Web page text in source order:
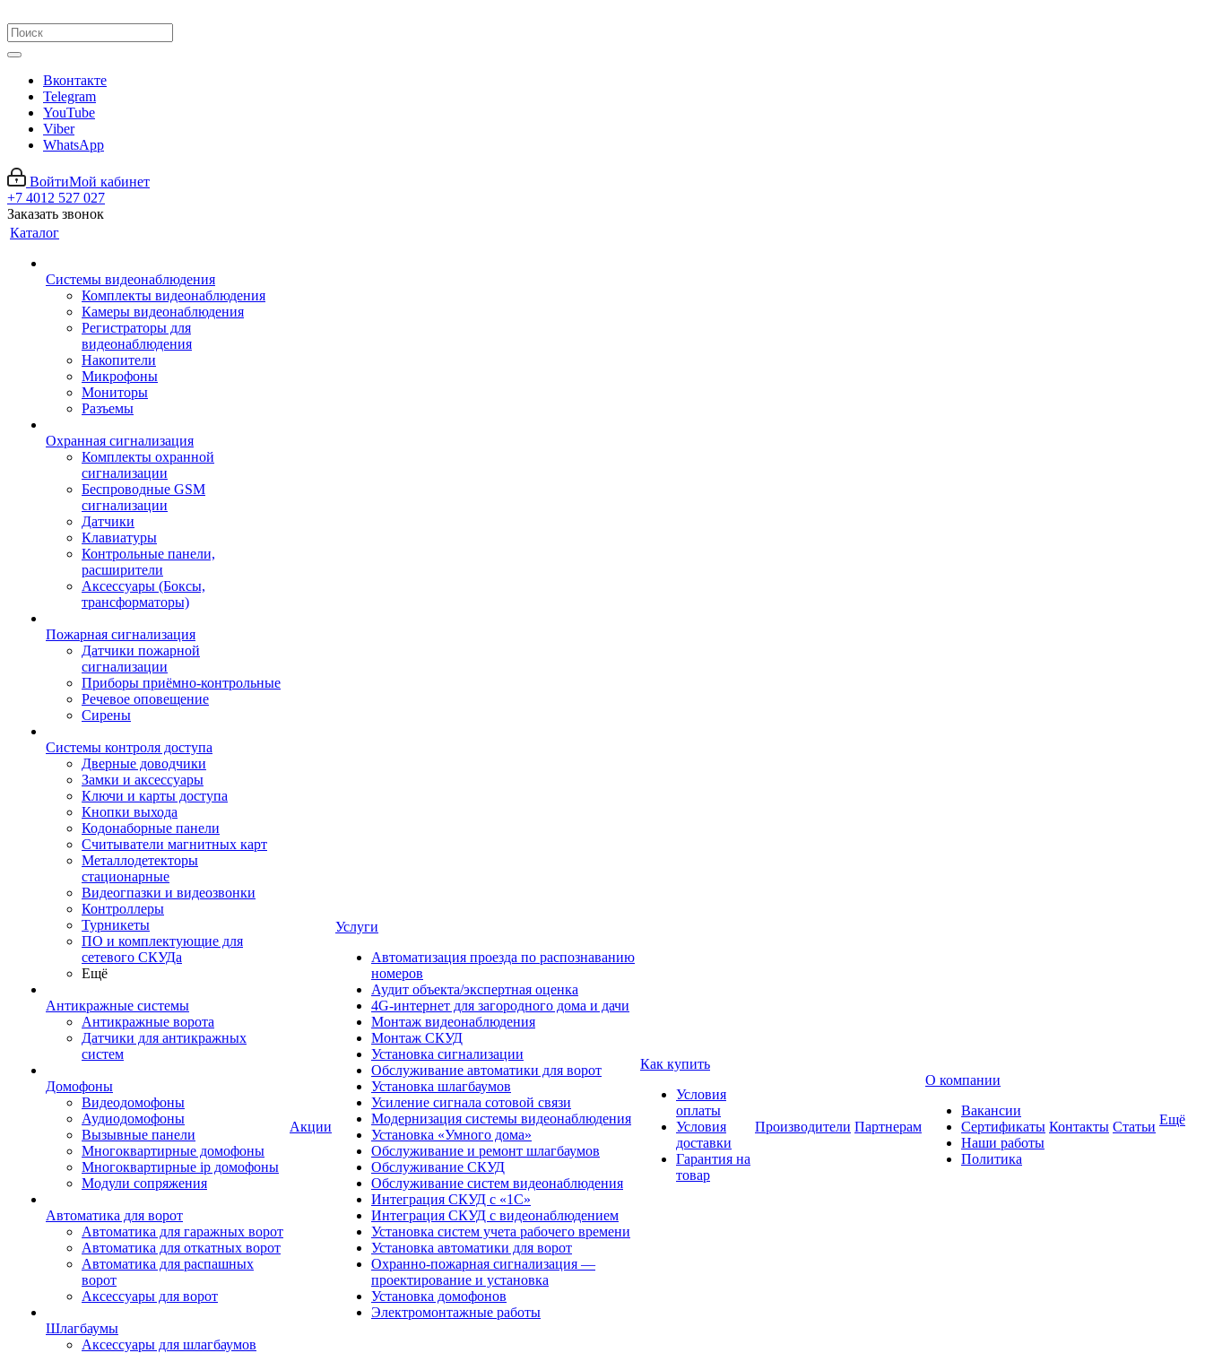
Вконтакте
Telegram
YouTube
Viber
WhatsApp
ВойтиМой кабинет
+7 4012 527 027
Заказать звонок
Каталог
Системы видеонаблюдения
Комплекты видеонаблюдения
Камеры видеонаблюдения
Регистраторы для
видеонаблюдения
Накопители
Микрофоны
Мониторы
Разъемы
Охранная сигнализация
Комплекты охранной
сигнализации
Беспроводные GSM
сигнализации
Датчики
Клавиатуры
Контрольные панели,
расширители
Аксессуары (Боксы,
трансформаторы)
Пожарная сигнализация
Датчики пожарной
сигнализации
Приборы приёмно-контрольные
Речевое оповещение
Сирены
Системы контроля доступа
Дверные доводчики
Замки и аксессуары
Ключи и карты доступа
Кнопки выхода
Кодонаборные панели
Считыватели магнитных карт
Металлодетекторы
стационарные
Видеогпазки и видеозвонки
Контроллеры
Турникеты
ПО и комплектующие для
сетевого СКУДа
Ещё
Антикражные системы
Антикражные ворота
Датчики для антикражных
систем
Домофоны
Видеодомофоны
Аудиодомофоны
Вызывные панели
Многоквартирные домофоны
Многоквартирные ip домофоны
Модули сопряжения
Автоматика для ворот
Автоматика для гаражных ворот
Автоматика для откатных ворот
Автоматика для распашных
ворот
Аксессуары для ворот
Шлагбаумы
Аксессуары для шлагбаумов
Акции
Услуги
Автоматизация проезда по распознаванию
номеров
Аудит объекта/экспертная оценка
4G-интернет для загородного дома и дачи
Монтаж видеонаблюдения
Монтаж СКУД
Установка сигнализации
Обслуживание автоматики для ворот
Установка шлагбаумов
Усиление сигнала сотовой связи
Модернизация системы видеонаблюдения
Установка «Умного дома»
Обслуживание и ремонт шлагбаумов
Обслуживание СКУД
Обслуживание систем видеонаблюдения
Интеграция СКУД с «1С»
Интеграция СКУД с видеонаблюдением
Установка систем учета рабочего времени
Установка автоматики для ворот
Охранно-пожарная сигнализация —
проектирование и установка
Установка домофонов
Электромонтажные работы
Как купить
Условия
оплаты
Условия
доставки
Гарантия на
товар
Производители Партнерам
О компании
Вакансии
Сертификаты
Наши работы
Политика
Контакты Статьи Ещё